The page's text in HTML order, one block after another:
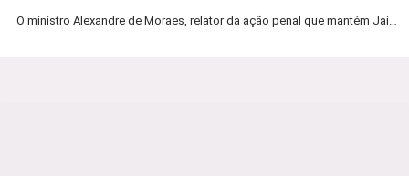
O ministro Alexandre de Moraes, relator da ação penal que mantém Jair